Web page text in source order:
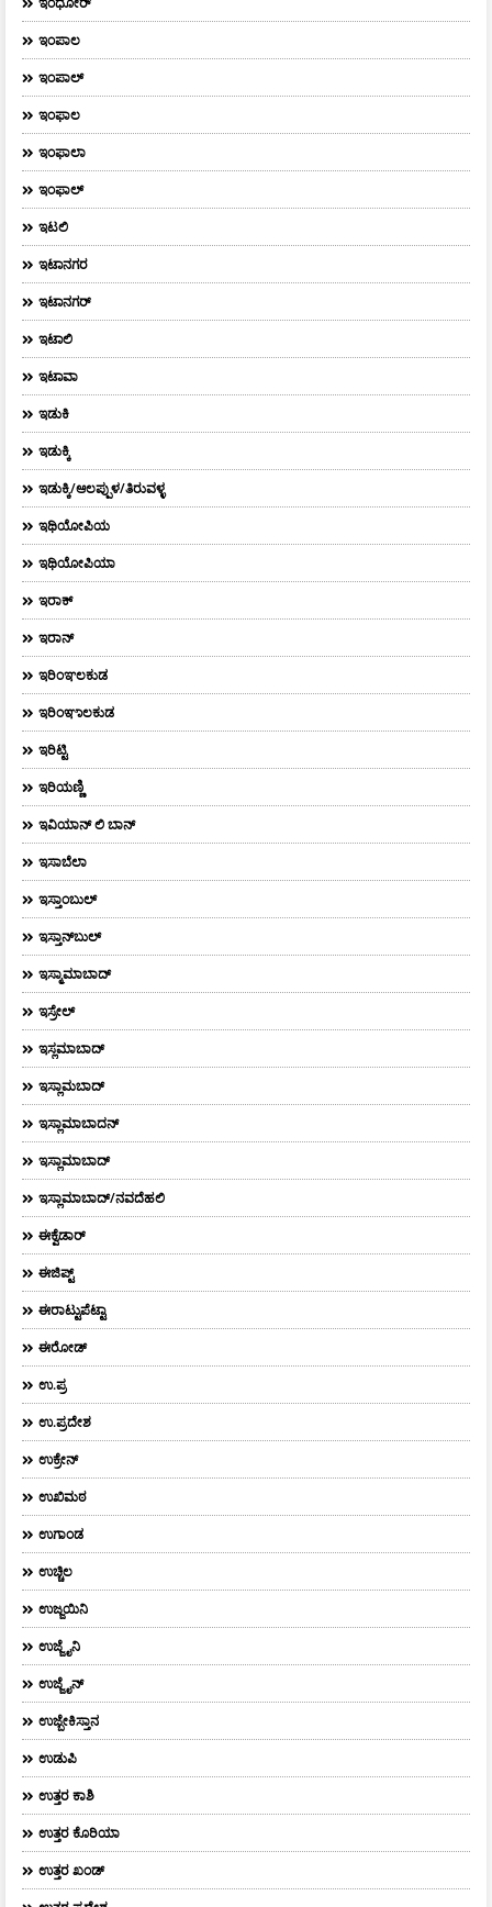
ಇಂಪಾಲ
ಇಂಪಾಲ್‌
ಇಂಫಾಲ
ಇಂಫಾಲಾ
ಇಂಫಾಲ್
ಇಟಲಿ
ಇಟಾನಗರ
ಇಟಾನಗರ್‌
ಇಟಾಲಿ
ಇಟಾವಾ
ಇಡುಕಿ
ಇಡುಕ್ಕಿ
ಇಡುಕ್ಕಿ/ಆಲಪ್ಪುಳ/ತಿರುವಳ್ಳ
ಇಥಿಯೋಪಿಯ
ಇಥಿಯೋಪಿಯಾ
ಇರಾಕ್‌
ಇರಾನ್
ಇರಿಂಞಲಕುಡ
ಇರಿಂಞಾಲಕುಡ
ಇರಿಟ್ಟಿ
ಇರಿಯಣ್ಣಿ
ಇವಿಯಾನ್‌ ಲಿ ಬಾನ್‌
ಇಸಾಬೆಲಾ
ಇಸ್ತಾಂಬುಲ್
ಇಸ್ತಾನ್‌ಬುಲ್‌
ಇಸ್ಮಾಮಾಬಾದ್
ಇಸ್ರೇಲ್
ಇಸ್ಲಮಾಬಾದ್
ಇಸ್ಲಾಮಬಾದ್
ಇಸ್ಲಾಮಾಬಾದನ್
ಇಸ್ಲಾಮಾಬಾದ್
ಇಸ್ಲಾಮಾಬಾದ್/ನವದೆಹಲಿ
ಈಕ್ವೆಡಾರ್‌
ಈಜಿಪ್ಟ್
ಈರಾಟ್ಟುಪೆಟ್ಟಾ
ಈರೋಡ್
ಉ.ಪ್ರ
ಉ.ಪ್ರದೇಶ
ಉಕ್ರೇನ್
ಉಖಿಮಠ
ಉಗಾಂಡ
ಉಚ್ಚಿಲ
ಉಜ್ಜಯಿನಿ
ಉಜ್ಜೈನಿ
ಉಜ್ಜೈನ್
ಉಜ್ಬೇಕಿಸ್ತಾನ
ಉಡುಪಿ
ಉತ್ತರ ಕಾಶಿ
ಉತ್ತರ ಕೊರಿಯಾ
ಉತ್ತರ ಖಂಡ್